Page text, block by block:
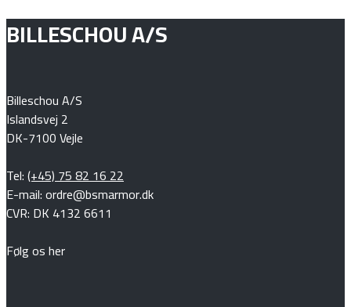
BILLESCHOU A/S
Billeschou A/S
Islandsvej 2
DK-7100 Vejle
Tel:(+45) 75 82 16 22
E-mail: ordre@bsmarmor.dk
CVR: DK 4132 6611
Følg os her